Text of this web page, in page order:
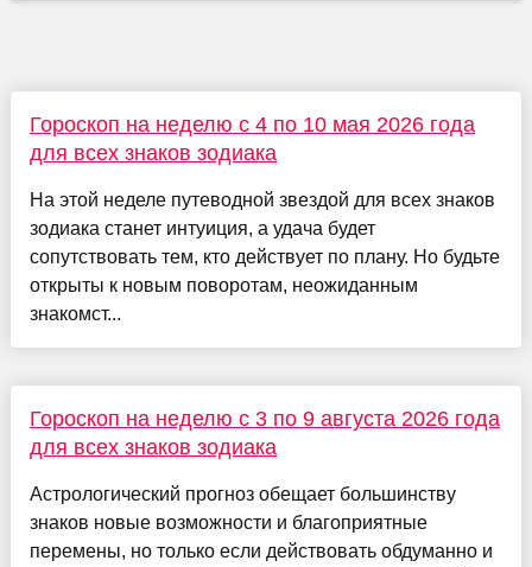
Гороскоп на неделю с 4 по 10 мая 2026 года
для всех знаков зодиака
На этой неделе путеводной звездой для всех знаков
зодиака станет интуиция, а удача будет
сопутствовать тем, кто действует по плану. Но будьте
открыты к новым поворотам, неожиданным
знакомст...
Гороскоп на неделю с 3 по 9 августа 2026 года
для всех знаков зодиака
Астрологический прогноз обещает большинству
знаков новые возможности и благоприятные
перемены, но только если действовать обдуманно и